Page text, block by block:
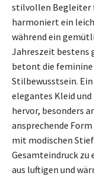
stilvollen Begleiter
harmoniert ein
während ein
Jahreszeit bestens
betont die
Stilbewusstsein.
elegantes Kleid
hervor, besonders
ansprechende
mit modischen
Gesamteindruck
aus luftigen und